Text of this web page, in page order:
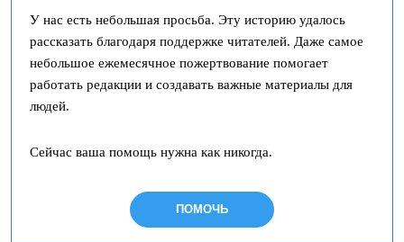
У нас есть небольшая просьба. Эту историю удалось
рассказать благодаря поддержке читателей. Даже самое
небольшое ежемесячное пожертвование помогает
работать редакции и создавать важные материалы для
людей.
Сейчас ваша помощь нужна как никогда.
ПОМОЧЬ